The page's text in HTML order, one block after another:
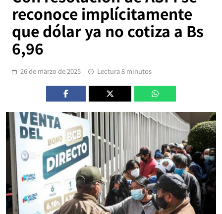
reconoce implícitamente
que dólar ya no cotiza a Bs
6,96
26 de marzo de 2025 Lectura 8 minutos